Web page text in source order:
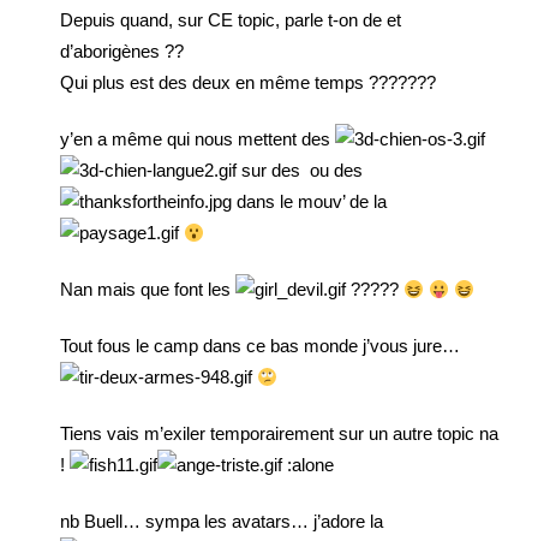
Depuis quand, sur CE topic, parle t-on de et
d’aborigènes ??
Qui plus est des deux en même temps ???????
y’en a même qui nous mettent des
sur des ou des
dans le mouv’ de la
Nan mais que font les ?????
Tout fous le camp dans ce bas monde j’vous jure…
Tiens vais m’exiler temporairement sur un autre topic na
!
:alone
nb Buell… sympa les avatars… j’adore la